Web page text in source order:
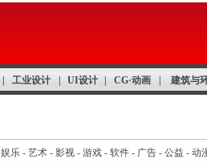
工业设计 UI设计 CG·动画 建筑与
娱乐 - 艺术 - 影视 - 游戏 - 软件 - 广告 - 公益 - 动